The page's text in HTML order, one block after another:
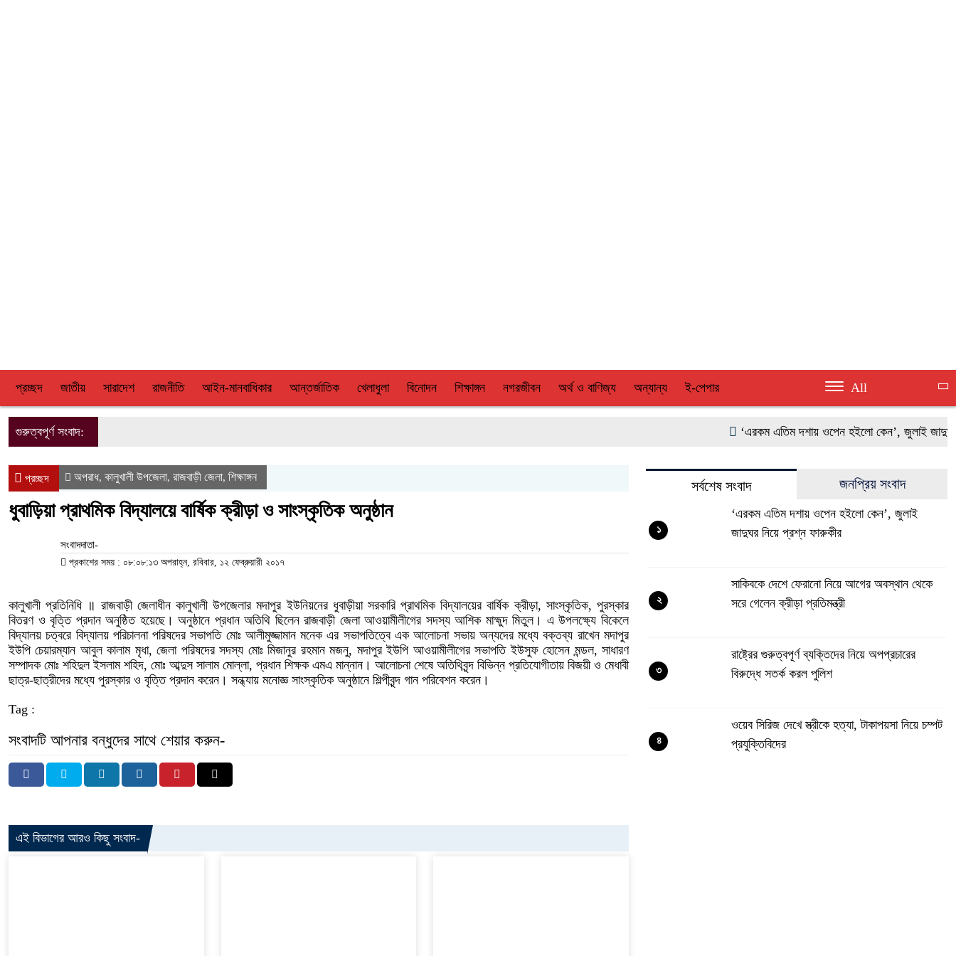
প্রচ্ছদ জাতীয় সারাদেশ রাজনীতি আইন-মানবাধিকার আন্তর্জাতিক খেলাধুলা বিনোদন শিক্ষাঙ্গন নগরজীবন অর্থ ও বাণিজ্য অন্যান্য ই-পেপার All
গুরুত্বপূর্ণ সংবাদ: ‘এরকম এতিম দশায় ওপেন হইলো কেন’, জুলাই জাদুঘর
প্রচ্ছদ অপরাধ, কালুখালী উপজেলা, রাজবাড়ী জেলা, শিক্ষাঙ্গন
ধুবাড়িয়া প্রাথমিক বিদ্যালয়ে বার্ষিক ক্রীড়া ও সাংস্কৃতিক অনুষ্ঠান
সংবাদদাতা-
প্রকাশের সময় : ০৮:০৮:১৩ অপরাহ্ন, রবিবার, ১২ ফেব্রুয়ারী ২০১৭
কালুখালী প্রতিনিধি ॥ রাজবাড়ী জেলাধীন কালুখালী উপজেলার মদাপুর ইউনিয়নের ধুবাড়ীয়া সরকারি প্রাথমিক বিদ্যালয়ের বার্ষিক ক্রীড়া, সাংস্কৃতিক, পুরস্কার
বিতরণ ও বৃত্তি প্রদান অনুষ্ঠিত হয়েছে। অনুষ্ঠানে প্রধান অতিথি ছিলেন রাজবাড়ী জেলা আওয়ামীলীগের সদস্য আশিক মাহ্মুদ মিতুল। এ উপলক্ষ্যে বিকেলে
বিদ্যালয় চত্বরে বিদ্যালয় পরিচালনা পরিষদের সভাপতি মোঃ আলীমুজ্জামান মনেক এর সভাপতিত্বে এক আলোচনা সভায় অন্যদের মধ্যে বক্তব্য রাখেন মদাপুর
ইউপি চেয়ারম্যান আবুল কালাম মৃধা, জেলা পরিষদের সদস্য মোঃ মিজানুর রহমান মজনু, মদাপুর ইউপি আওয়ামীলীগের সভাপতি ইউসুফ হোসেন মন্ডল, সাধারণ
সম্পাদক মোঃ শহিদুল ইসলাম শহিদ, মোঃ আব্দুস সালাম মোল্লা, প্রধান শিক্ষক এমএ মান্নান। আলোচনা শেষে অতিথিবৃন্দ বিভিন্ন প্রতিযোগীতায় বিজয়ী ও মেধাবী
ছাত্র-ছাত্রীদের মধ্যে পুরস্কার ও বৃত্তি প্রদান করেন। সন্ধ্যায় মনোজ্ঞ সাংস্কৃতিক অনুষ্ঠানে শিল্পীবৃন্দ গান পরিবেশন করেন।
Tag :
সংবাদটি আপনার বন্ধুদের সাথে শেয়ার করুন-
এই বিভাগের আরও কিছু সংবাদ-
সর্বশেষ সংবাদ জনপ্রিয় সংবাদ
‘এরকম এতিম দশায় ওপেন হইলো কেন’, জুলাই
জাদুঘর নিয়ে প্রশ্ন ফারুকীর
১
সাকিবকে দেশে ফেরানো নিয়ে আগের অবস্থান থেকে
সরে গেলেন ক্রীড়া প্রতিমন্ত্রী
২
রাষ্ট্রের গুরুত্বপূর্ণ ব্যক্তিদের নিয়ে অপপ্রচারের
বিরুদ্ধে সতর্ক করল পুলিশ
৩
ওয়েব সিরিজ দেখে স্ত্রীকে হত্যা, টাকাপয়সা নিয়ে চম্পট
প্রযুক্তিবিদের
৪